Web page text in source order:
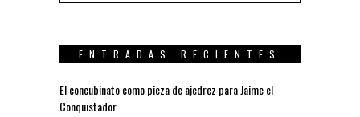
ENTRADAS RECIENTES
El concubinato como pieza de ajedrez para Jaime el
Conquistador